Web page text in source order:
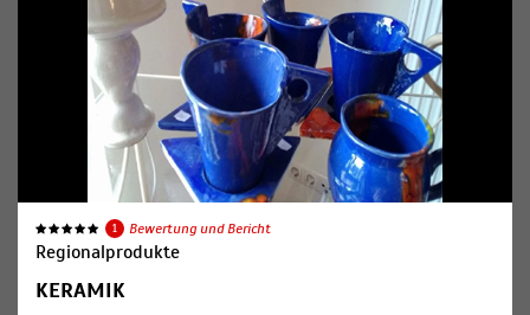
1 Bewertung und Bericht
Regionalprodukte
KERAMIK